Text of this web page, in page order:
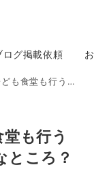
ログ掲載依頼
か食堂」ってどんなところ？
も行う
ところ？